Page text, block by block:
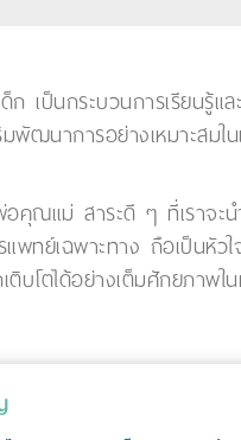
ก เป็นกระบวนการเรียนรู้
พัฒนาการอย่างเหมาะสมใ
ณแม่ สาระดี ๆ ที่เราจะน
พทย์เฉพาะทาง ถือเป็นหัว
ติบโตได้อย่างเต็มศักยภาพใ